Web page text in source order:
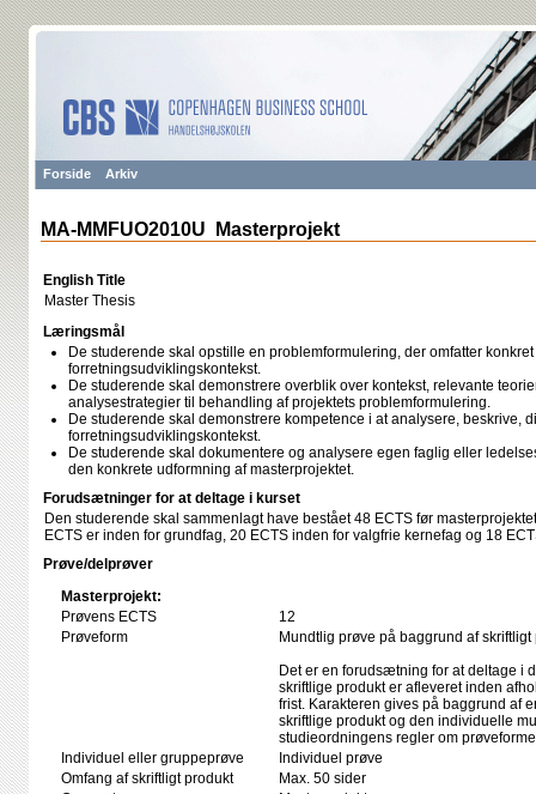
Forside Arkiv
MA-MMFUO2010U Masterprojekt
English Title
Master Thesis
Læringsmål
De studerende skal opstille en problemformulering, der omfatter
forretningsudviklingskontekst.
De studerende skal demonstrere overblik over kontekst, relevante
analysestrategier til behandling af projektets problemformulering.
De studerende skal demonstrere kompetence i at analysere, beskrive,
forretningsudviklingskontekst.
De studerende skal dokumentere og analysere egen faglig eller
den konkrete udformning af masterprojektet.
Forudsætninger for at deltage i kurset
Den studerende skal sammenlagt have bestået 48 ECTS før
ECTS er inden for grundfag, 20 ECTS inden for valgfrie kernefag og 18
Prøve/delprøver
Masterprojekt:
Prøvens ECTS
12
Prøveform
Mundtlig prøve på baggrund af skriftligt
Det er en forudsætning for at deltage i
skriftlige produkt er afleveret inden
frist. Karakteren gives på baggrund af
skriftlige produkt og den individuelle
studieordningens regler om
Individuel eller gruppeprøve
Individuel prøve
Omfang af skriftligt produkt
Max. 50 sider